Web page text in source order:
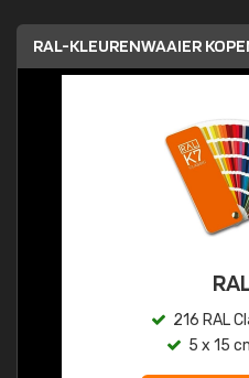
RAL-KLEURENWAAIER
216 RAL
5 x 15